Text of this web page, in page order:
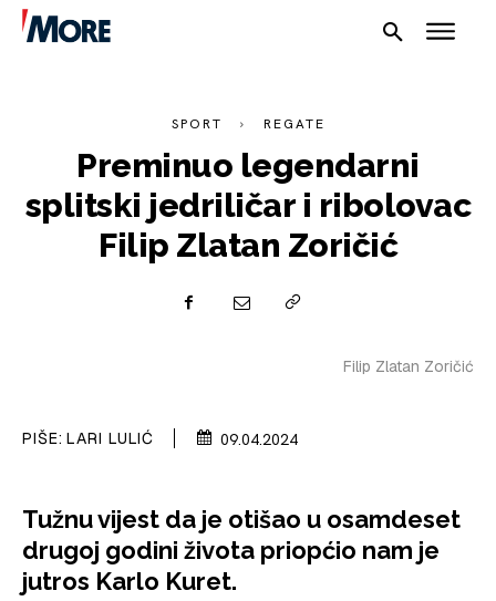
SPORT
PLOVILA
SPORT REGATE
Preminuo legendarni
splitski jedriličar i ribolovac
Filip Zlatan Zoričić
Filip Zlatan Zoričić
PIŠE: LARI LULIĆ 09.04.2024
Tužnu vijest da je otišao u osamdeset
drugoj godini života priopćio nam je
jutros Karlo Kuret.